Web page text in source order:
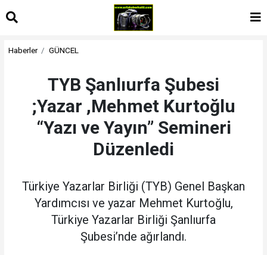
Haberler GÜNCEL
TYB Şanlıurfa Şubesi
;Yazar ,Mehmet Kurtoğlu
“Yazı ve Yayın” Semineri
Düzenledi
Türkiye Yazarlar Birliği (TYB) Genel Başkan
Yardımcısı ve yazar Mehmet Kurtoğlu,
Türkiye Yazarlar Birliği Şanlıurfa
Şubesi’nde ağırlandı.